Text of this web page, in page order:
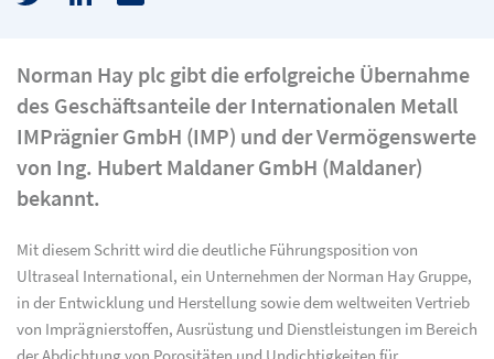
Norman Hay plc gibt die erfolgreiche Übernahme
des Geschäftsanteile der Internationalen Metall
IMPrägnier GmbH (IMP) und der Vermögenswerte
von Ing. Hubert Maldaner GmbH (Maldaner)
bekannt.
Mit diesem Schritt wird die deutliche Führungsposition von
Ultraseal International, ein Unternehmen der Norman Hay Gruppe,
in der Entwicklung und Herstellung sowie dem weltweiten Vertrieb
von Imprägnierstoffen, Ausrüstung und Dienstleistungen im Bereich